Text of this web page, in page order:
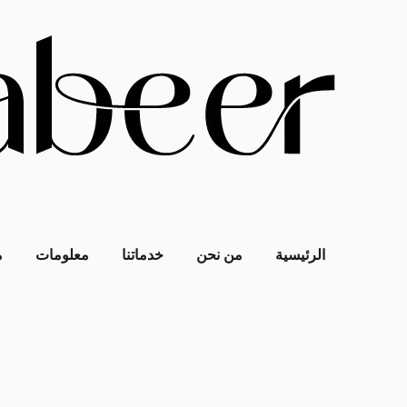
الرئيسية من نحن خدماتنا معلومات